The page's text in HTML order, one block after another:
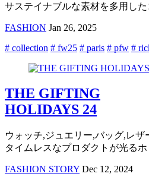
サステイナブルな素材を多用し
FASHION Jan 26, 2025
# collection # fw25 # paris # pfw #
THE GIFTING
HOLIDAYS 24
ウォッチ,ジュエリー,バッグ,レ
タイムレスなプロダクトが光るホ
FASHION STORY Dec 12, 2024